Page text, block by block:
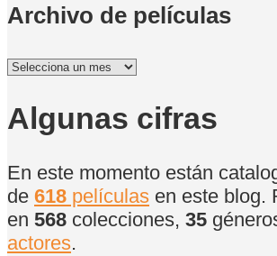
Archivo de películas
Archivo
películas
Algunas cifras
En este momento están
de 618 películas en este blog.
en 568 colecciones, 35
actores.